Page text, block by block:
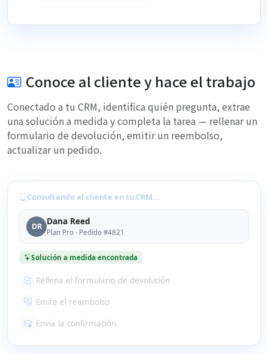
Conoce al cliente y hace el trabajo
Conectado a tu CRM, identifica quién pregunta, extrae
una solución a medida y completa la tarea — rellenar un
formulario de devolución, emitir un reembolso,
actualizar un pedido.
Consultando al cliente en tu CRM…
DR Dana Reed
Plan Pro · Pedido #4821
Solución a medida encontrada
Rellena el formulario de devolución
Emite el reembolso
Envía la confirmación